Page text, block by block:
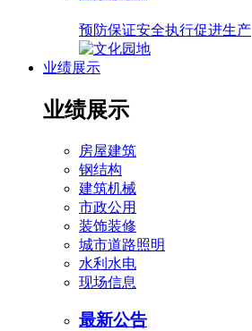
预防保证安全执行促进生产
业绩展示
业绩展示
房屋建筑
钢结构
建筑机械
市政公用
装饰装修
城市道路照明
水利水电
现场信息
最新公告